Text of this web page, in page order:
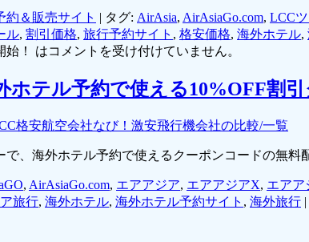
約＆販売サイト | タグ: AirAsia, AirAsiaGo.com, LCC
ル, 割引価格, 旅行予約サイト , 格安価格, 海外ホテル,
始！ はコメントを受け付けていません。
ホテル予約で使える10%OFF割
格安航空会社なび！激安飛行機会社の比較/一覧
、海外ホテル予約で使えるクーポンコードの無料
, AirAsiaGo.com, エアアジア, エアアジアX, エアア
旅行, 海外ホテル, 海外ホテル予約サイト , 海外旅行 |